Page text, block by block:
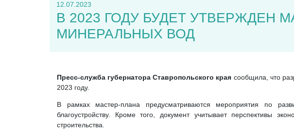
12.07.2023
В 2023 ГОДУ БУДЕТ УТВЕРЖДЕН
МИНЕРАЛЬНЫХ ВОД
Пресс-служба губернатора Ставропольского края сообщила, что
2023 году.
В рамках мастер-плана предусматриваются мероприятия по
благоустройству. Кроме того, документ учитывает перспективы
строительства.